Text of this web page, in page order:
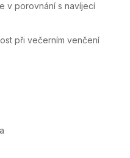
v porovnání s navíjecí
při večerním venčení